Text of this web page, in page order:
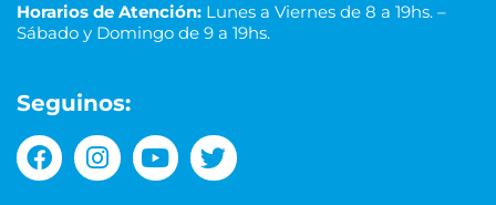
Horarios de Atención: Lunes a Viernes de 8 a 19hs. –
Sábado y Domingo de 9 a 19hs.
Seguinos: